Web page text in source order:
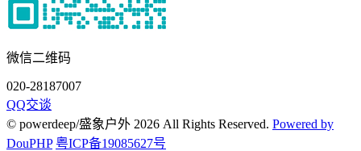
微信二维码
020-28187007
QQ交谈
© powerdeep/盛象户外 2026 All Rights Reserved. Powered by
DouPHP 粤ICP备19085627号